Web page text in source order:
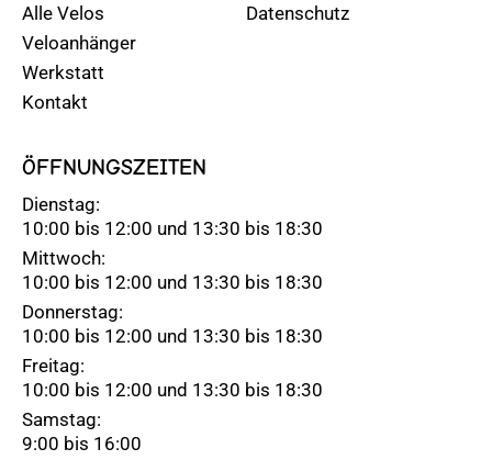
Alle Velos
Veloanhänger
Werkstatt
Kontakt
Datenschutz
ÖFFNUNGSZEITEN
Dienstag:
10:00 bis 12:00 und 13:30 bis 18:30
Mittwoch:
10:00 bis 12:00 und 13:30 bis 18:30
Donnerstag:
10:00 bis 12:00 und 13:30 bis 18:30
Freitag:
10:00 bis 12:00 und 13:30 bis 18:30
Samstag:
9:00 bis 16:00